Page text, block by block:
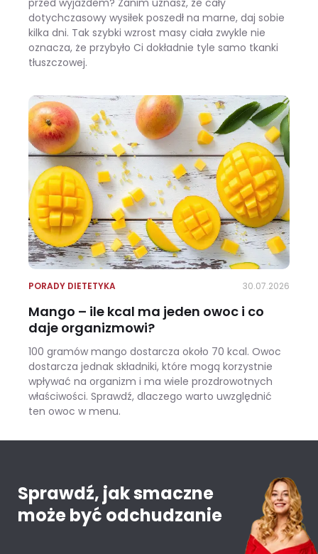
dotychczasowy wysiłek poszedł na marne, daj sobie
kilka dni. Tak szybki wzrost masy ciała zwykle nie
oznacza, że przybyło Ci dokładnie tyle samo tkanki
tłuszczowej.
PORADY DIETETYKA 30.07.2026
Mango – ile kcal ma jeden owoc i co
daje organizmowi?
100 gramów mango dostarcza około 70 kcal. Owoc
dostarcza jednak składniki, które mogą korzystnie
wpływać na organizm i ma wiele prozdrowotnych
właściwości. Sprawdź, dlaczego warto uwzględnić
ten owoc w menu.
Sprawdź, jak smaczne
może być odchudzanie